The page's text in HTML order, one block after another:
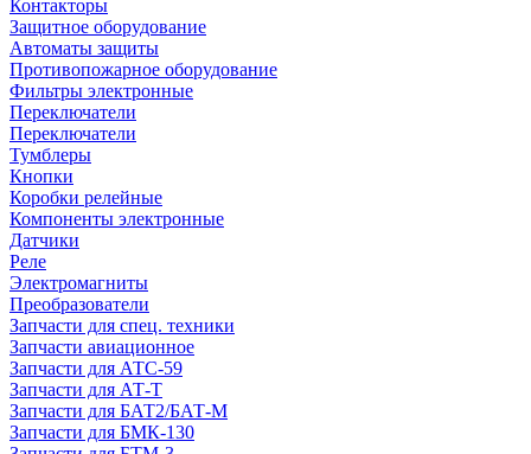
Контакторы
Защитное оборудование
Автоматы защиты
Противопожарное оборудование
Фильтры электронные
Переключатели
Переключатели
Тумблеры
Кнопки
Коробки релейные
Компоненты электронные
Датчики
Реле
Электромагниты
Преобразователи
Запчасти для спец. техники
Запчасти авиационное
Запчасти для АТС-59
Запчасти для АТ-Т
Запчасти для БАТ2/БАТ-М
Запчасти для БМК-130